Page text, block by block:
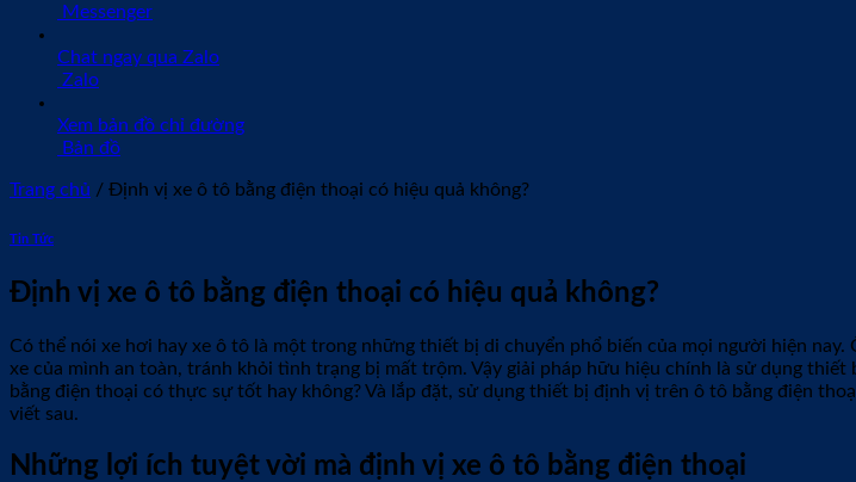
Messenger
Chat ngay qua Zalo
Zalo
Xem bản đồ chỉ đường
Bản đồ
Trang chủ / Định vị xe ô tô bằng điện thoại có hiệu quả không?
Tin Tức
Định vị xe ô tô bằng điện thoại có hiệu quả không?
Có thể nói xe hơi hay xe ô tô là một trong những thiết bị di chuyển phổ biến của mọi người hiện
xe của mình an toàn, tránh khỏi tình trạng bị mất trộm. Vậy giải pháp hữu hiệu chính là sử dụng thiết
bằng điện thoại có thực sự tốt hay không? Và lắp đặt, sử dụng thiết bị định vị trên ô tô bằng điện
viết sau.
Những lợi ích tuyệt vời mà định vị xe ô tô bằng điện thoại